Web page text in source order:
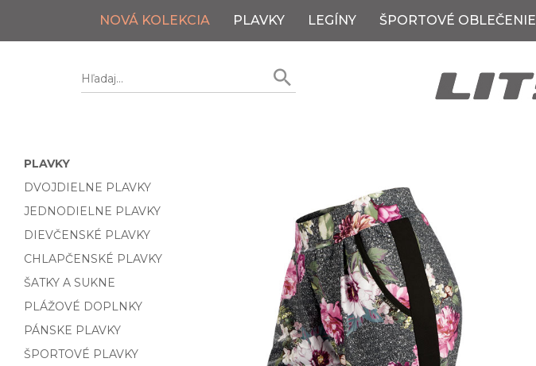
NOVÁ KOLEKCIA PLAVKY LEGÍNY ŠPORTOVÉ OBLEČENIE
PLAVKY
DVOJDIELNE PLAVKY
JEDNODIELNE PLAVKY
DIEVČENSKÉ PLAVKY
CHLAPČENSKÉ PLAVKY
ŠATKY A SUKNE
PLÁŽOVÉ DOPLNKY
PÁNSKE PLAVKY
ŠPORTOVÉ PLAVKY